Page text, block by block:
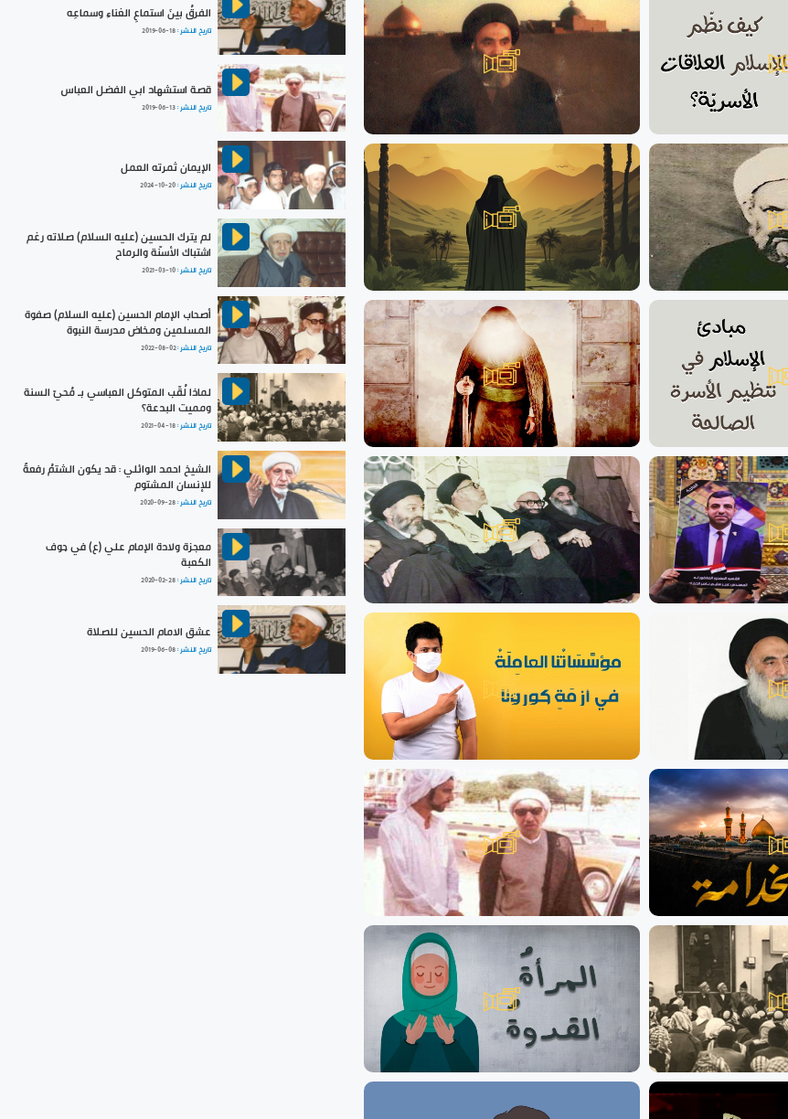
الفرقُ بينَ استماعِ الغناءِ وسماعِه
تاريخ النشر :2019-06-18
قصة استشهاد ابي الفضل العباس
تاريخ النشر :2019-06-13
الإيمان ثمرته العمل
تاريخ النشر :2024-10-20
لم يترك الحسين (عليه السلام) صلاته رغم
اشتباك الأسنّة والرماح
تاريخ النشر :2021-03-10
أصحاب الإمام الحسين (عليه السلام) صفوة
المسلمين ومخاض مدرسة النبوة
تاريخ النشر :2022-08-02
لماذا لُقّب المتوكل العباسي بـ مُحيّ السنة
ومميت البدعة؟
تاريخ النشر :2021-04-18
الشيخ احمد الوائلي : قد يكون الشتمُ رفعةً
للإنسان المشتوم
تاريخ النشر :2020-09-28
معجزة ولادة الإمام علي (ع) في جوف
الكعبة
تاريخ النشر :2020-02-28
عشق الامام الحسين للصلاة
تاريخ النشر :2019-06-08